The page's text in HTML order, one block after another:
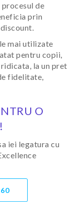
de
prin
mai utilizate
pentru copii,
la un pret
fidelitate,
O
iei legatura cu